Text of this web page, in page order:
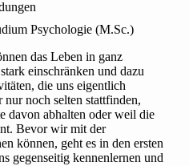
Psychologie (M.Sc.)
das Leben in ganz
einschränken und dazu
die uns eigentlich
noch selten stattfinden,
davon abhalten oder weil die
Bevor wir mit der
können, geht es in den ersten
gegenseitig kennenlernen und